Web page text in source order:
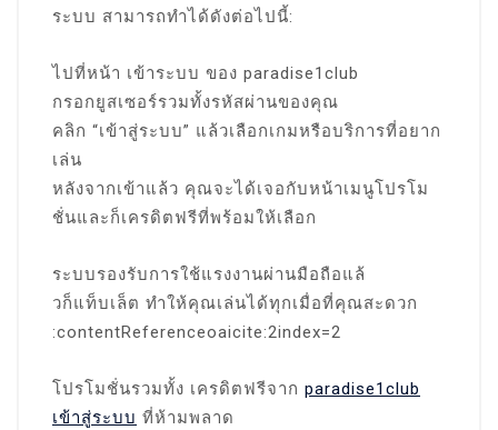
ระบบ สามารถทำได้ดังต่อไปนี้:
ไปที่หน้า เข้าระบบ ของ paradise1club
กรอกยูสเซอร์รวมทั้งรหัสผ่านของคุณ
คลิก “เข้าสู่ระบบ” แล้วเลือกเกมหรือบริการที่อยาก
เล่น
หลังจากเข้าแล้ว คุณจะได้เจอกับหน้าเมนูโปรโม
ชั่นและก็เครดิตฟรีที่พร้อมให้เลือก
ระบบรองรับการใช้แรงงานผ่านมือถือแล้
วก็แท็บเล็ต ทำให้คุณเล่นได้ทุกเมื่อที่คุณสะดวก
:contentReferenceoaicite:2index=2
โปรโมชั่นรวมทั้ง เครดิตฟรีจาก paradise1club
เข้าสู่ระบบ ที่ห้ามพลาด